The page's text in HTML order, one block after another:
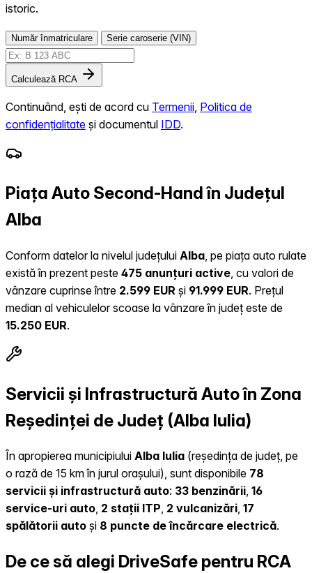
istoric.
Număr înmatriculare Serie caroserie (VIN)
Calculează RCA
Continuând, ești de acord cu Termenii Politica de
confidențialitate și documentul IDD.
Piața Auto Second-Hand în Județul
Alba
Conform datelor la nivelul județului Alba , pe piața auto rulate
există în prezent peste 475 anunțuri active , cu valori de
vânzare cuprinse între 2.599 EUR și 91.999 EUR. Prețul
median al vehiculelor scoase la vânzare în județ este de
15.250 EUR.
Servicii și Infrastructură Auto în Zona
Reședinței de Județ (Alba Iulia)
În apropierea municipiului Alba Iulia (reședința de județ, pe
o rază de 15 km în jurul orașului), sunt disponibile 78
servicii și infrastructură auto: 33 benzinării, 16
service-uri auto, 2 stații ITP, 2 vulcanizări, 17
spălătorii auto și 8 puncte de încărcare electrică.
De ce să alegi DriveSafe pentru RCA